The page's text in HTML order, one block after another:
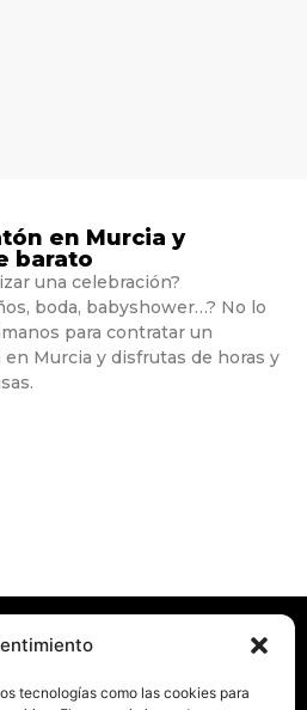
tecnologías como las cookies para
en Murcia y
barato
una celebración?
boda, babyshower…? No lo
para contratar un
Murcia y disfrutas de horas y
te ofrecemos nuestro